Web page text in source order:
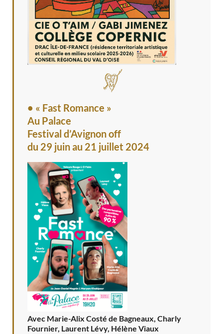
• « Fast Romance »
Au Palace
Festival d’Avignon off
du 29 juin au 21 juillet 2024
Avec Marie-Alix Costé de Bagneaux, Charly
Fournier, Laurent Lévy, Hélène Viaux